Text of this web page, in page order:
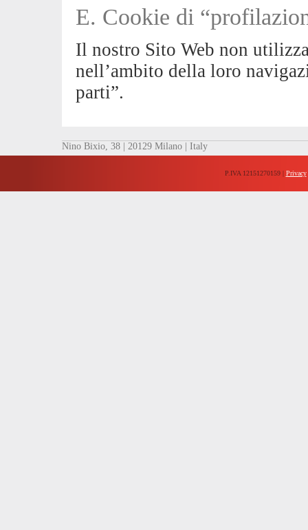
E. Cookie di
Il nostro Sito Web non
nell’ambito della loro
parti”.
Nino Bixio, 38 | 20129 Milano | Italy
P.IVA 12151270159 | Privacy